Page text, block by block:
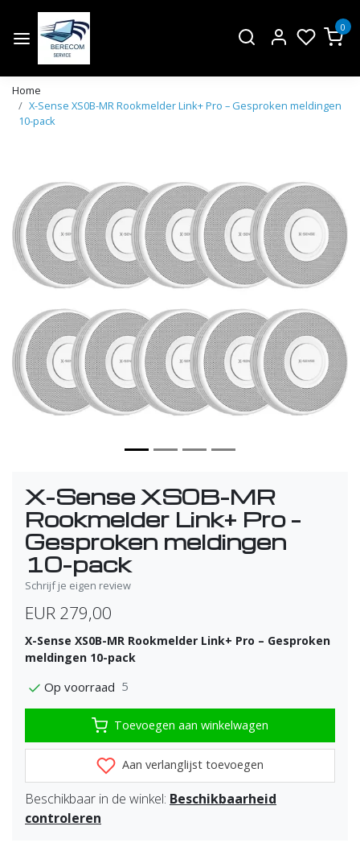
0
Home
X-Sense XS0B-MR Rookmelder Link+ Pro – Gesproken meldingen
10-pack
Vorige
X-Sense XS0B-MR
Rookmelder Link+ Pro –
Gesproken meldingen
10-pack
Schrijf je eigen review
EUR 279,00
X-Sense XS0B-MR Rookmelder Link+ Pro – Gesproken
meldingen 10-pack
Op voorraad 5
Toevoegen aan winkelwagen
Aan verlanglijst toevoegen
Beschikbaar in de winkel: Beschikbaarheid
controleren